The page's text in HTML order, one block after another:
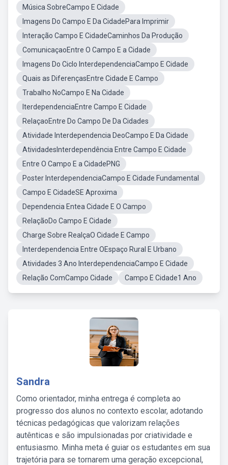
Música SobreCampo E Cidade
Imagens Do Campo E Da CidadePara Imprimir
Interação Campo E CidadeCaminhos Da Produção
ComunicaçaoEntre O Campo E a Cidade
Imagens Do Ciclo InterdependenciaCampo E Cidade
Quais as DiferençasEntre Cidade E Campo
Trabalho NoCampo E Na Cidade
IterdependenciaEntre Campo E Cidade
RelaçaoEntre Do Campo De Da Cidades
Atividade Interdependencia DeoCampo E Da Cidade
AtividadesInterdependência Entre Campo E Cidade
Entre O Campo E a CidadePNG
Poster InterdependenciaCampo E Cidade Fundamental
Campo E CidadeSE Aproxima
Dependencia Entea Cidade E O Campo
RelaçãoDo Campo E Cidade
Charge Sobre RealçaO Cidade E Campo
Interdependencia Entre OEspaço Rural E Urbano
Atividades 3 Ano InterdependenciaCampo E Cidade
Relação ComCampo Cidade
Campo E Cidade1 Ano
Sandra
Como orientador, minha entrega é completa ao
progresso dos alunos no contexto escolar, adotando
técnicas pedagógicas que valorizam relações
autênticas e são impulsionadas por criatividade e
entusiasmo. Minha meta é guiar os estudantes em sua
trajetória para se tornarem uma geração excepcional,